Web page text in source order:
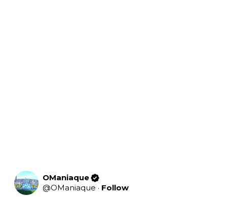
OManiaque
@OManiaque · Follow